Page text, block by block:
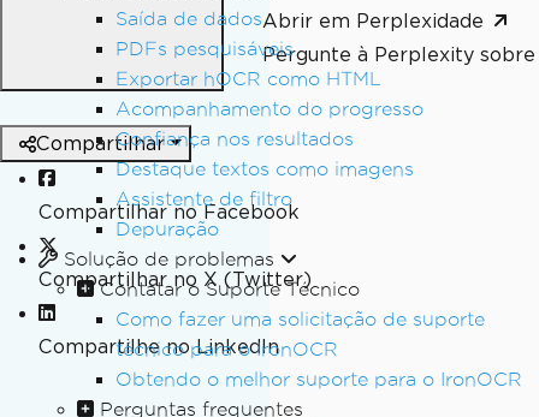
Saída de dados
PDFs pesquisáveis
Exportar hOCR como HTML
Acompanhamento do progresso
Confiança nos resultados
Destaque textos como imagens
Assistente de filtro
Depuração
Solução de problemas
Contatar o Suporte Técnico
Como fazer uma solicitação de suporte
técnico para o IronOCR
Obtendo o melhor suporte para o IronOCR
Perguntas frequentes
Abrir em Perplexidade
Pergunte à Perplexity sobre
Compartilhar
Compartilhar no Facebook
Compartilhar no X (Twitter)
Compartilhe no LinkedIn